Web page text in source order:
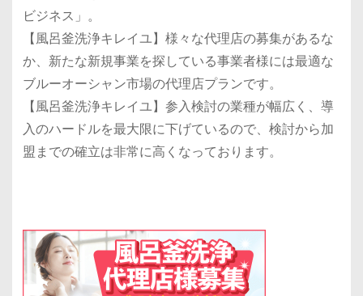
ビジネス」。
【風呂釜洗浄キレイユ】様々な代理店の募集があるな
か、新たな新規事業を探している事業者様には最適な
ブルーオーシャン市場の代理店プランです。
【風呂釜洗浄キレイユ】参入検討の業種が幅広く、導
入のハードルを最大限に下げているので、検討から加
盟までの確立は非常に高くなっております。